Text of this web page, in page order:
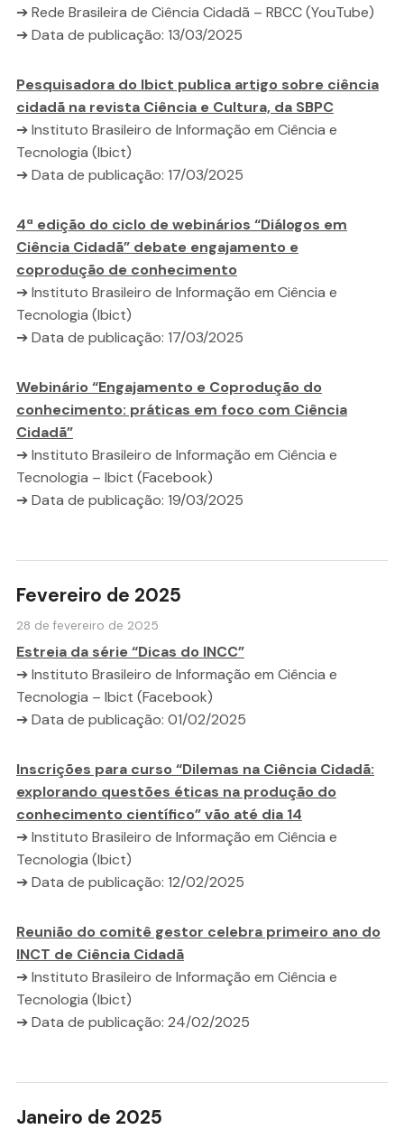
➔ Rede Brasileira de Ciência Cidadã – RBCC (YouTube)
➔ Data de publicação: 13/03/2025
Pesquisadora do Ibict publica artigo sobre ciência
cidadã na revista Ciência e Cultura, da SBPC
➔ Instituto Brasileiro de Informação em Ciência e
Tecnologia (Ibict)
➔ Data de publicação: 17/03/2025
4ª edição do ciclo de webinários “Diálogos em
Ciência Cidadã” debate engajamento e
coprodução de conhecimento
➔ Instituto Brasileiro de Informação em Ciência e
Tecnologia (Ibict)
➔ Data de publicação: 17/03/2025
Webinário “Engajamento e Coprodução do
conhecimento: práticas em foco com Ciência
Cidadã”
➔ Instituto Brasileiro de Informação em Ciência e
Tecnologia – Ibict (Facebook)
➔ Data de publicação: 19/03/2025
Fevereiro de 2025
28 de fevereiro de 2025
Estreia da série “Dicas do INCC”
➔ Instituto Brasileiro de Informação em Ciência e
Tecnologia – Ibict (Facebook)
➔ Data de publicação: 01/02/2025
Inscrições para curso “Dilemas na Ciência Cidadã:
explorando questões éticas na produção do
conhecimento científico” vão até dia 14
➔ Instituto Brasileiro de Informação em Ciência e
Tecnologia (Ibict)
➔ Data de publicação: 12/02/2025
Reunião do comitê gestor celebra primeiro ano do
INCT de Ciência Cidadã
➔ Instituto Brasileiro de Informação em Ciência e
Tecnologia (Ibict)
➔ Data de publicação: 24/02/2025
Janeiro de 2025